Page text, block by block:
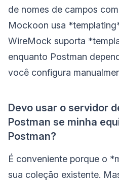
de nomes de campos
Mockoon usa
WireMock suporta
enquanto Postman
você configura
Devo usar o servidor
Postman se minha
Postman?
É conveniente porque o
sua coleção existente.